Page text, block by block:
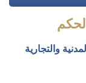
المدنية والتجارية